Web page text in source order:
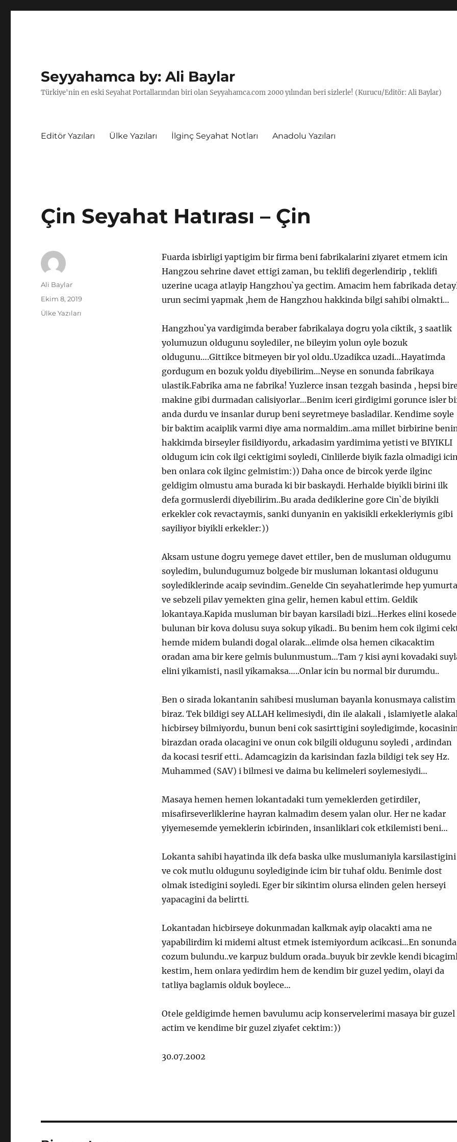
Seyyahamca by: Ali Baylar
Türkiye'nin en eski Seyahat Portallarından biri olan Seyyahamca.com 2000 yılından beri sizlerle! (Kurucu/Editör: Ali Baylar)
Editör Yazıları Ülke Yazıları İlginç Seyahat Notları Anadolu Yazıları
Çin Seyahat Hatırası – Çin
Fuarda isbirligi yaptigim bir firma beni fabrikalarini ziyaret etmem icin
Hangzou sehrine davet ettigi zaman, bu teklifi degerlendirip , teklifi
uzerine ucaga atlayip Hangzhou`ya gectim. Amacim hem fabrikada
urun secimi yapmak ,hem de Hangzhou hakkinda bilgi sahibi olmakti…
Hangzhou`ya vardigimda beraber fabrikalaya dogru yola ciktik, 3 saatlik
yolumuzun oldugunu soylediler, ne bileyim yolun oyle bozuk
oldugunu….Gittikce bitmeyen bir yol oldu..Uzadikca uzadi…Hayatimda
gordugum en bozuk yoldu diyebilirim…Neyse en sonunda fabrikaya
ulastik.Fabrika ama ne fabrika! Yuzlerce insan tezgah basinda , hepsi
makine gibi durmadan calisiyorlar…Benim iceri girdigimi gorunce isler
anda durdu ve insanlar durup beni seyretmeye basladilar. Kendime soyle
bir baktim acaiplik varmi diye ama normaldim..ama millet birbirine
hakkimda birseyler fisildiyordu, arkadasim yardimima yetisti ve BIYIKLI
oldugum icin cok ilgi cektigimi soyledi, Cinlilerde biyik fazla olmadigi
ben onlara cok ilginc gelmistim:)) Daha once de bircok yerde ilginc
geldigim olmustu ama burada ki bir baskaydi. Herhalde biyikli birini ilk
defa gormuslerdi diyebilirim..Bu arada dediklerine gore Cin`de biyikli
erkekler cok revactaymis, sanki dunyanin en yakisikli erkekleriymis gibi
sayiliyor biyikli erkekler:))
Aksam ustune dogru yemege davet ettiler, ben de musluman oldugumu
soyledim, bulundugumuz bolgede bir musluman lokantasi oldugunu
soylediklerinde acaip sevindim..Genelde Cin seyahatlerimde hep yumurta
ve sebzeli pilav yemekten gina gelir, hemen kabul ettim. Geldik
lokantaya.Kapida musluman bir bayan karsiladi bizi…Herkes elini kosede
bulunan bir kova dolusu suya sokup yikadi.. Bu benim hem cok ilgimi
hemde midem bulandi dogal olarak…elimde olsa hemen cikacaktim
oradan ama bir kere gelmis bulunmustum…Tam 7 kisi ayni kovadaki
elini yikamisti, nasil yikamaksa…..Onlar icin bu normal bir durumdu..
Ben o sirada lokantanin sahibesi musluman bayanla konusmaya calistim
biraz. Tek bildigi sey ALLAH kelimesiydi, din ile alakali , islamiyetle
hicbirsey bilmiyordu, bunun beni cok sasirttigini soyledigimde,
birazdan orada olacagini ve onun cok bilgili oldugunu soyledi , ardindan
da kocasi tesrif etti.. Adamcagizin da karisindan fazla bildigi tek sey Hz.
Muhammed (SAV) i bilmesi ve daima bu kelimeleri soylemesiydi…
Masaya hemen hemen lokantadaki tum yemeklerden getirdiler,
misafirseverliklerine hayran kalmadim desem yalan olur. Her ne kadar
yiyemesemde yemeklerin icbirinden, insanliklari cok etkilemisti beni…
Lokanta sahibi hayatinda ilk defa baska ulke muslumaniyla karsilastigini
ve cok mutlu oldugunu soylediginde icim bir tuhaf oldu. Benimle dost
olmak istedigini soyledi. Eger bir sikintim olursa elinden gelen herseyi
yapacagini da belirtti.
Lokantadan hicbirseye dokunmadan kalkmak ayip olacakti ama ne
yapabilirdim ki midemi altust etmek istemiyordum acikcasi…En sonunda
cozum bulundu..ve karpuz buldum orada..buyuk bir zevkle kendi
kestim, hem onlara yedirdim hem de kendim bir guzel yedim, olayi da
tatliya baglamis olduk boylece…
Otele geldigimde hemen bavulumu acip konservelerimi masaya bir guzel
actim ve kendime bir guzel ziyafet cektim:))
30.07.2002
Yazar
Ali Baylar
Yayın
tarihi
Ekim 8, 2019
Kategoriler
Ülke Yazıları